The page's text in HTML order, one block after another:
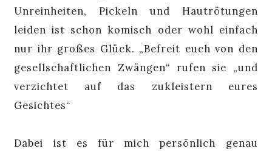
Unreinheiten, Pickeln und Hautrötungen
leiden ist schon komisch oder wohl einfach
nur ihr großes Glück. „Befreit euch von den
gesellschaftlichen Zwängen“ rufen sie „und
verzichtet auf das zukleistern eures
Gesichtes“
Dabei ist es für mich persönlich genau